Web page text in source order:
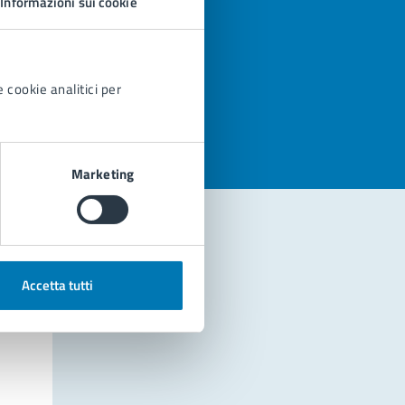
cookie analitici per
Marketing
Accetta tutti